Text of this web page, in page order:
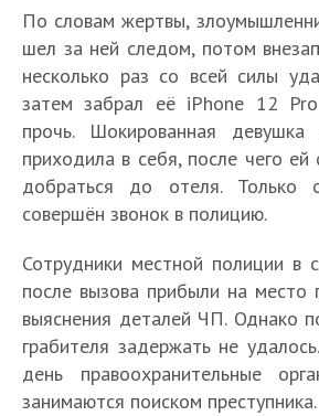
По словам жертвы,
шел за ней следом, потом
несколько раз со всей силы
затем забрал её iPhone 12
прочь. Шокированная девушка
приходила в себя, после чего
добраться до отеля. Только
совершён звонок в полицию.
Сотрудники местной полиции в
после вызова прибыли на место
выяснения деталей ЧП. Однако
грабителя задержать не
день правоохранительные
занимаются поиском преступника.